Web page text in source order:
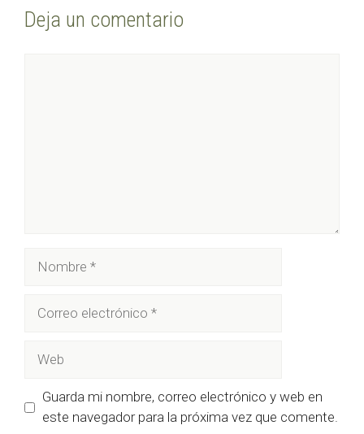
Deja un comentario
Guarda mi nombre, correo electrónico y web en
este navegador para la próxima vez que comente.